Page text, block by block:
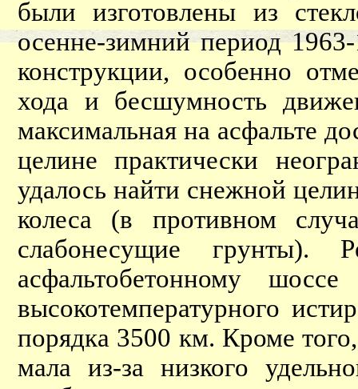
были изготовлены из
осенне-зимний период 1963-
конструкции, особенно
хода и бесшумность
максимальная на асфальте
целине практически
удалось найти снежной
колеса (в противном
слабонесущие грунты).
асфальтобетонному
высокотемпературного
порядка 3500 км. Кроме
мала из-за низкого